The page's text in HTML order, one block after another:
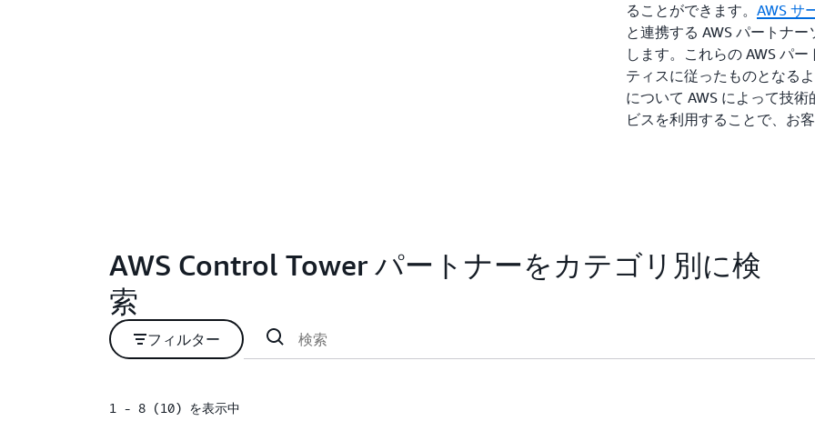
ることができます。 AWS サ
と連携する AWS パートナ
します。これらの AWS パ
ティスに従ったものとなる
について AWS によって技
ビスを利用することで、お
AWS Control Tower パートナーをカテゴリ別に検
索
フィルター
1 - 8 (10) を表示中